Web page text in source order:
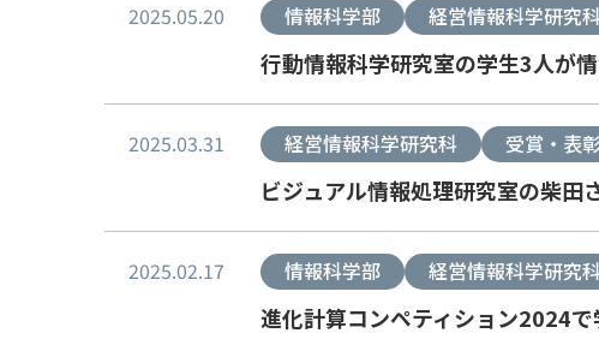
2025.05.20 情報科学部 経営情報科学研究科
行動情報科学研究室の学生3人が
2025.03.31 経営情報科学研究科 受賞・表
ビジュアル情報処理研究室の柴田
2025.02.17 情報科学部 経営情報科学研究科
進化計算コンペティション2024